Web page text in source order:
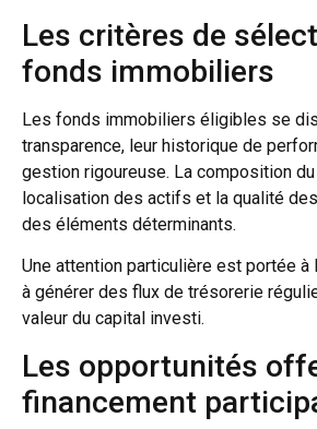
Les critères de
fonds immobiliers
Les fonds immobiliers éligibles se
transparence, leur historique de
gestion rigoureuse. La composition
localisation des actifs et la qualité
des éléments déterminants.
Une attention particulière est portée à
à générer des flux de trésorerie
valeur du capital investi.
Les opportunités
financement